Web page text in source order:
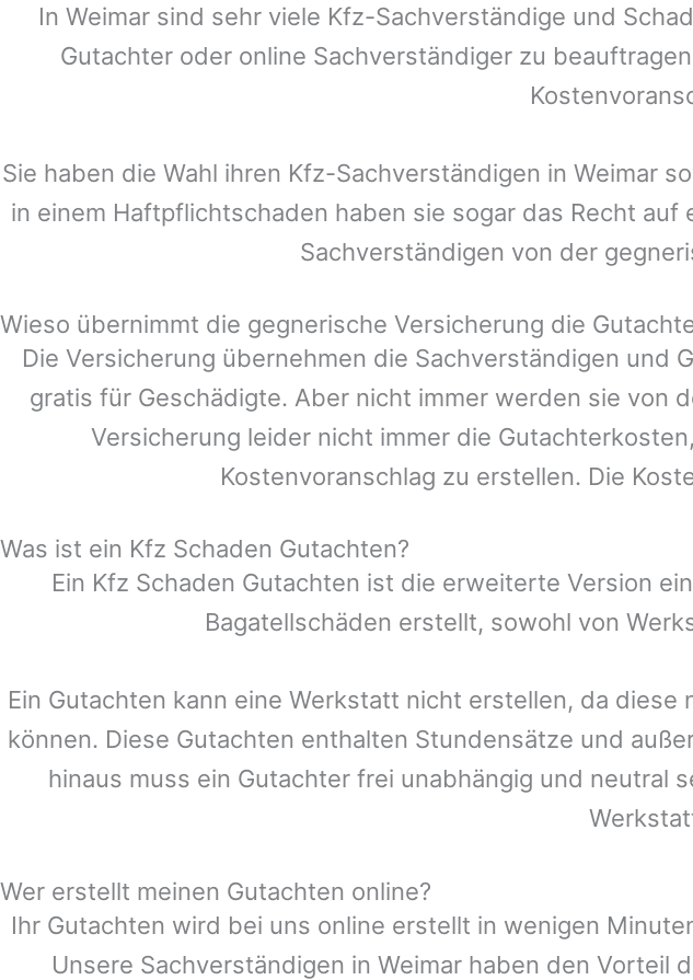
In Weimarsind sehr viele Kfz-Sachverständige und
Gutachter oder online Sachverständiger zu
Sie haben die Wahl ihren Kfz-Sachverständigen in Weimar
in einem Haftpflichtschaden haben sie sogar das Recht
Sachverständigen von der
Wieso übernimmt die gegnerische Versicherung die
Die Versicherung übernehmen die Sachverständigen und
gratis für Geschädigte. Aber nicht immer werden sie von
Versicherung leider nicht immer die
Kostenvoranschlag zu erstellen. Die
Was ist ein Kfz Schaden Gutachten?
Ein Kfz Schaden Gutachten ist die erweiterte Version
Bagatellschäden erstellt, sowohl von
Ein Gutachten kann eine Werkstatt nicht erstellen, da
können. Diese Gutachten enthalten Stundensätze und
hinaus muss ein Gutachter frei unabhängig und neutral
Wer erstellt meinen Gutachten online?
Ihr Gutachten wird bei uns online erstellt in wenigen
Unsere Sachverständigen in Weimar haben den Vorteil